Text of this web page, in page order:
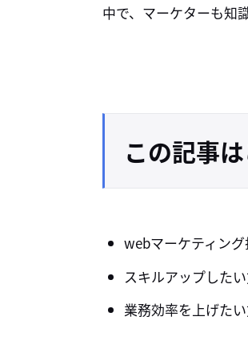
中で、マーケターも知
この記事
webマーケティン
スキルアップした
業務効率を上げた